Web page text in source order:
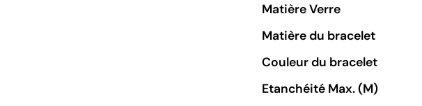
Matière Verre
Matière du bracelet
Couleur du bracelet
Etanchéité Max. (M)